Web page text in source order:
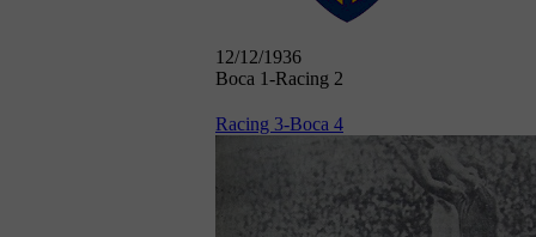
12/12/1936
Boca 1-Racing 2
Racing 3-Boca 4